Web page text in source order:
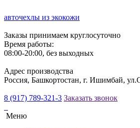
авточехлы из экокожи
Заказы принимаем круглосуточно
Время работы:
08:00-20:00, без выходных
Адрес производства
Россия, Башкортостан, г. Ишимбай,
8 (917) 789-321-3 Заказать звонок
Меню